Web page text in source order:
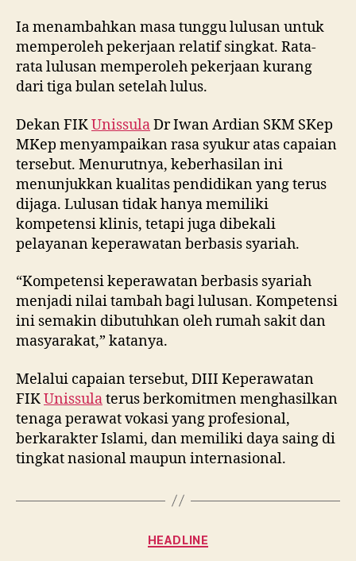
Ia menambahkan masa tunggu lulusan untuk
memperoleh pekerjaan relatif singkat. Rata-
rata lulusan memperoleh pekerjaan kurang
dari tiga bulan setelah lulus.
Dekan FIKUnissulaDr Iwan Ardian SKM SKep
MKep menyampaikan rasa syukur atas capaian
tersebut. Menurutnya, keberhasilan ini
menunjukkan kualitas pendidikan yang terus
dijaga. Lulusan tidak hanya memiliki
kompetensi klinis, tetapi juga dibekali
pelayanan keperawatan berbasis syariah.
“Kompetensi keperawatan berbasis syariah
menjadi nilai tambah bagi lulusan. Kompetensi
ini semakin dibutuhkan oleh rumah sakit dan
masyarakat,” katanya.
Melalui capaian tersebut, DIII Keperawatan
FIKUnissulaterus berkomitmen menghasilkan
tenaga perawat vokasi yang profesional,
berkarakter Islami, dan memiliki daya saing di
tingkat nasional maupun internasional.
Categories
HEADLINE